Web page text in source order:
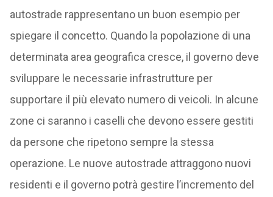
autostrade rappresentano un buon esempio per
spiegare il concetto. Quando la popolazione di una
determinata area geografica cresce, il governo deve
sviluppare le necessarie infrastrutture per
supportare il più elevato numero di veicoli. In alcune
zone ci saranno i caselli che devono essere gestiti
da persone che ripetono sempre la stessa
operazione. Le nuove autostrade attraggono nuovi
residenti e il governo potrà gestire l’incremento del